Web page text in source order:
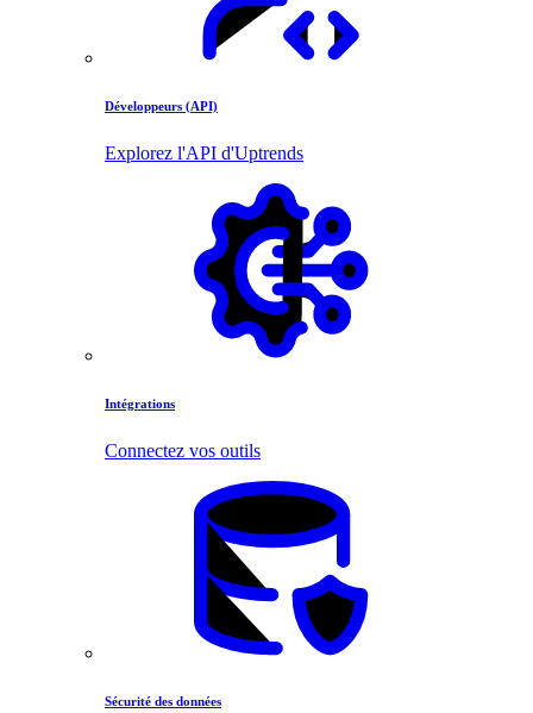
Développeurs (API)
Explorez l'API d'Uptrends
Intégrations
Connectez vos outils
Sécurité des données